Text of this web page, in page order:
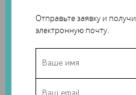
Отправьте заявку и
электронную почту.